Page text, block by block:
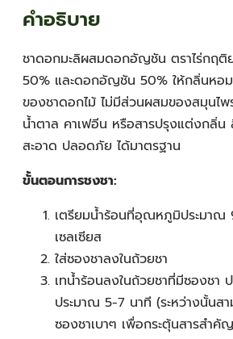
คำอธิบาย
ชาดอกมะลิผสมดอกอัญชัน ตราไร่กฤติ
50% และดอกอัญชัน 50% ให้กลิ่นหอ
ของชาดอกไม้ ไม่มีส่วนผสมของสมุนไ
น้ำตาล คาเฟอีน หรือสารปรุงแต่งกลิ่น
สะอาด ปลอดภัย ได้มาตรฐาน
ขั้นตอนการชงชา:
เตรียมน้ำร้อนที่อุณหภูมิประมาณ
เซลเซียส
ใส่ซองชาลงในถ้วยชา
เทน้ำร้อนลงในถ้วยชาที่มีซองชา
ประมาณ 5-7 นาที (ระหว่างนั้นส
ซองชาเบาๆ เพื่อกระตุ้นสารสำคั